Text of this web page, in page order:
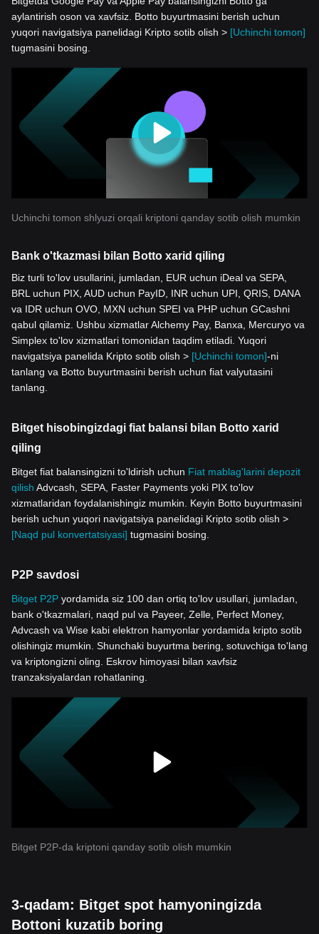
aylantirish oson va xavfsiz. Botto buyurtmasini berish uchun
yuqori navigatsiya panelidagi Kripto sotib olish > [Uchinchi tomon]
tugmasini bosing.
Uchinchi tomon shlyuzi orqali kriptoni qanday sotib olish mumkin
Bank o'tkazmasi bilan Botto xarid qiling
Biz turli to'lov usullarini, jumladan, EUR uchun iDeal va SEPA,
BRL uchun PIX, AUD uchun PayID, INR uchun UPI, QRIS, DANA
va IDR uchun OVO, MXN uchun SPEI va PHP uchun GCashni
qabul qilamiz. Ushbu xizmatlar Alchemy Pay, Banxa, Mercuryo va
Simplex to'lov xizmatlari tomonidan taqdim etiladi. Yuqori
navigatsiya panelida Kripto sotib olish > [Uchinchi tomon]-ni
tanlang va Botto buyurtmasini berish uchun fiat valyutasini
tanlang.
Bitget hisobingizdagi fiat balansi bilan Botto xarid
qiling
Bitget fiat balansingizni to'ldirish uchun Fiat mablag'larini depozit
qilish Advcash, SEPA, Faster Payments yoki PIX to'lov
xizmatlaridan foydalanishingiz mumkin. Keyin Botto buyurtmasini
berish uchun yuqori navigatsiya panelidagi Kripto sotib olish >
[Naqd pul konvertatsiyasi] tugmasini bosing.
P2P savdosi
Bitget P2P yordamida siz 100 dan ortiq to'lov usullari, jumladan,
bank o'tkazmalari, naqd pul va Payeer, Zelle, Perfect Money,
Advcash va Wise kabi elektron hamyonlar yordamida kripto sotib
olishingiz mumkin. Shunchaki buyurtma bering, sotuvchiga to'lang
va kriptongizni oling. Eskrov himoyasi bilan xavfsiz
tranzaksiyalardan rohatlaning.
Bitget P2P-da kriptoni qanday sotib olish mumkin
3-qadam: Bitget spot hamyoningizda
Bottoni kuzatib boring